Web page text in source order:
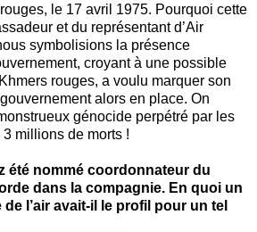
rouges, le 17 avril 1975. Pourquoi cette
et du représentant d’Air
symbolisions la présence
croyant à une possible
rouges, a voulu marquer son
alors en place. On
génocide perpétré par les
millions de morts !
été nommé coordonnateur du
dans la compagnie. En quoi un
l’air avait-il le profil pour un tel